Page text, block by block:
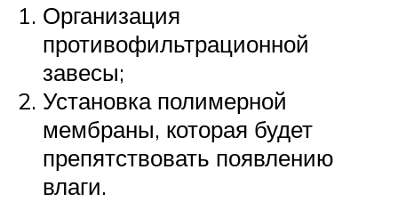
Организация
противофильтрационной
завесы;
Установка полимерной
мембраны, которая будет
препятствовать появлению
влаги.